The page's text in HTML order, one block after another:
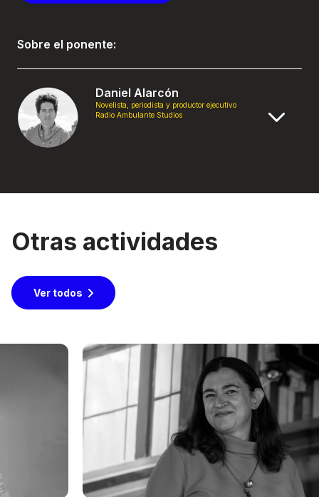
Sobre el ponente:
Daniel Alarcón
Novelista, periodista y productor ejecutivo
Radio Ambulante Studios
Otras actividades
Ver todos